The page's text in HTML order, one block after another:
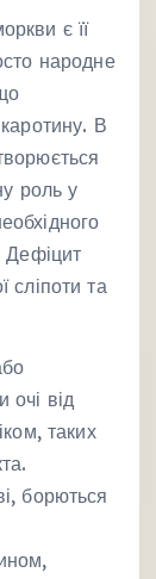
є її
народне
В
роль у
Дефіцит
сліпоти та
очі від
таких
борються